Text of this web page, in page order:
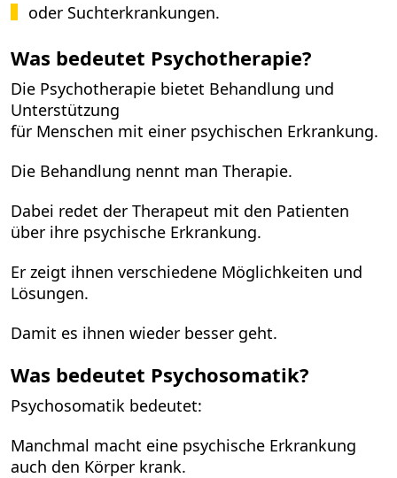
oder Suchterkrankungen.
Was bedeutet Psychotherapie?
Die Psychotherapie bietet Behandlung und
Unterstützung
für Menschen mit einer psychischen Erkrankung.
Die Behandlung nennt man Therapie.
Dabei redet der Therapeut mit den Patienten
über ihre psychische Erkrankung.
Er zeigt ihnen verschiedene Möglichkeiten und
Lösungen.
Damit es ihnen wieder besser geht.
Was bedeutet Psychosomatik?
Psychosomatik bedeutet:
Manchmal macht eine psychische Erkrankung
auch den Körper krank.